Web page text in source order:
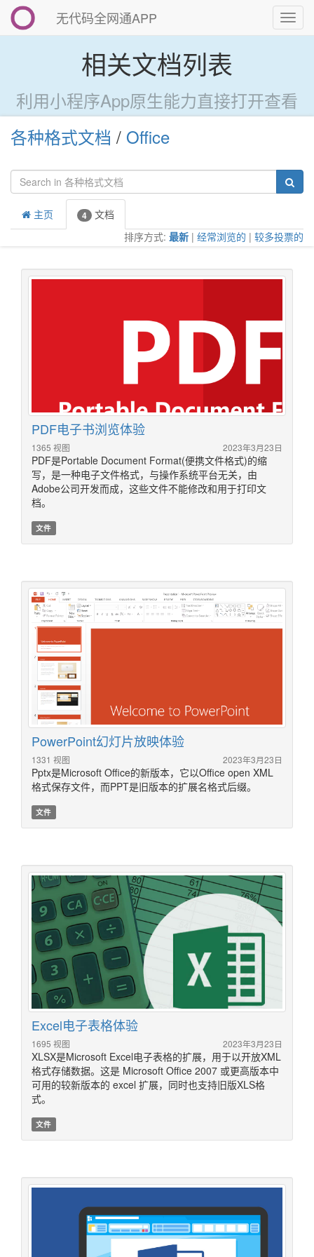
切
换
无代码全网通APP
相关文档列表
利用小程序App原生能力直接打开查看
各种格式文档 / Office
主页 4
文档
排序方式: 最新 | 经常浏览的 | 较多投票的
PDF电子书浏览体验
1365 视图 2023年3月23日
PDF是Portable Document Format(便携文件格式)的缩
写，是一种电子文件格式，与操作系统平台无关，由
Adobe公司开发而成，这些文件不能修改和用于打印文
档。
文件
PowerPoint幻灯片放映体验
1331 视图 2023年3月23日
Pptx是Microsoft Office的新版本，它以Office open XML
格式保存文件，而PPT是旧版本的扩展名格式后缀。
文件
Excel电子表格体验
1695 视图 2023年3月23日
XLSX是Microsoft Excel电子表格的扩展，用于以开放XML
格式存储数据。这是 Microsoft Office 2007 或更高版本中
可用的较新版本的 excel 扩展，同时也支持旧版XLS格
式。
文件